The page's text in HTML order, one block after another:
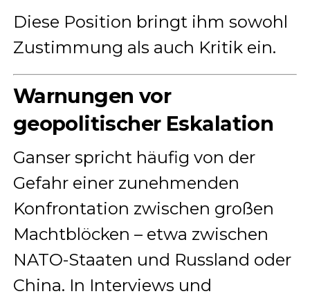
Diese Position bringt ihm sowohl
Zustimmung als auch Kritik ein.
Warnungen vor
geopolitischer Eskalation
Ganser spricht häufig von der
Gefahr einer zunehmenden
Konfrontation zwischen großen
Machtblöcken – etwa zwischen
NATO-Staaten und Russland oder
China. In Interviews und